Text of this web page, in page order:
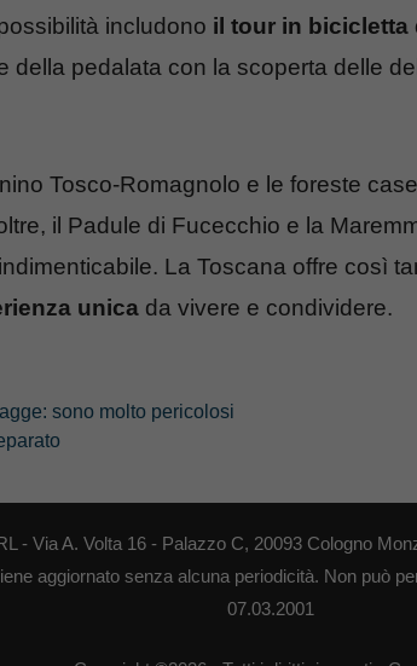
includono il tour in bicicletta
della pedalata con la scoperta delle
Tosco-Romagnolo e le foreste
il Padule di Fucecchio e la
La Toscana offre così
unica da vivere e condividere.
sono molto pericolosi
- Via A. Volta 16 - Palazzo C, 20093 Cologno
aggiornato senza alcuna periodicità. Non può
07.03.2001